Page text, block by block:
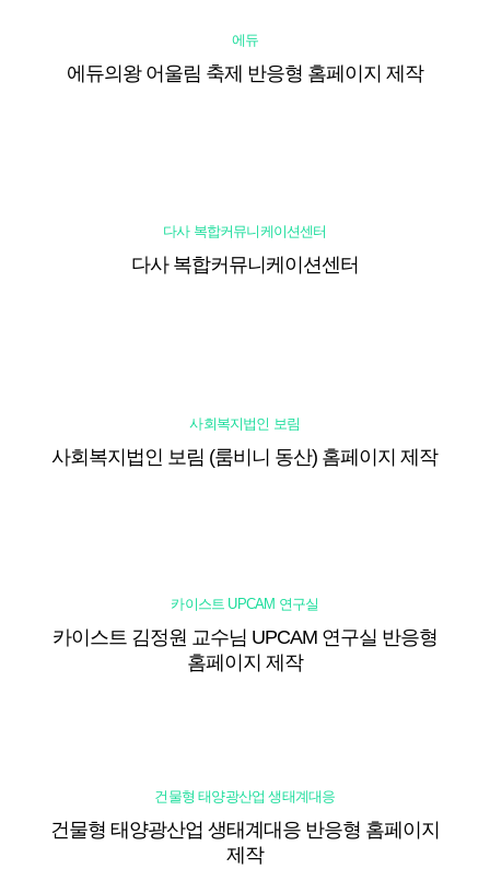
에듀
에듀의왕 어울림 축제 반응형 홈페이지 제작
다사 복합커뮤니케이션센터
다사 복합커뮤니케이션센터
사회복지법인 보림
사회복지법인 보림 (룸비니 동산) 홈페이지 제작
카이스트 UPCAM 연구실
카이스트 김정원 교수님 UPCAM 연구실 반응형
홈페이지 제작
건물형 태양광산업 생태계대응
건물형 태양광산업 생태계대응 반응형 홈페이지
제작